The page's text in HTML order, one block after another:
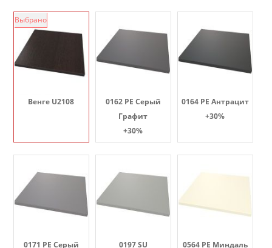
Венге U2108
Выбрано
0162 PE Серый
Графит
+30%
0164 PE Антрацит
+30%
0171 PE Серый 0197 SU 0564 PE Миндаль